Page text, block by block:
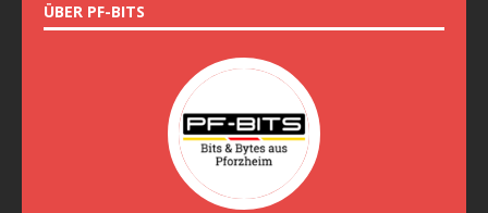
ÜBER PF-BITS